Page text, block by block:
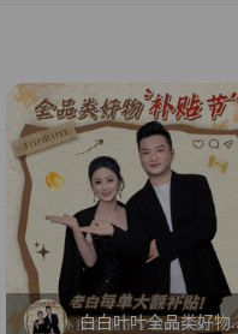
白白叶